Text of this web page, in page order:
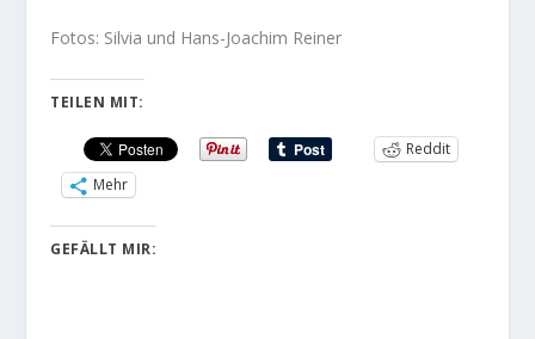
Fotos: Silvia und Hans-Joachim Reiner
TEILEN MIT:
Reddit
Mehr
GEFÄLLT MIR: